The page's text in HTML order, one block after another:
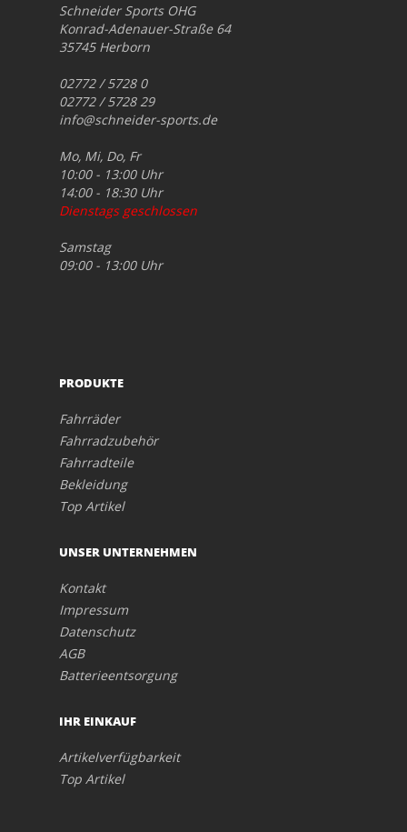
Schneider Sports OHG
Konrad-Adenauer-Straße 64
35745 Herborn
02772 / 5728 0
02772 / 5728 29
info@schneider-sports.de
Mo, Mi, Do, Fr
10:00 - 13:00 Uhr
14:00 - 18:30 Uhr
Dienstags geschlossen
Samstag
09:00 - 13:00 Uhr
PRODUKTE
Fahrräder
Fahrradzubehör
Fahrradteile
Bekleidung
Top Artikel
UNSER UNTERNEHMEN
Kontakt
Impressum
Datenschutz
AGB
Batterieentsorgung
IHR EINKAUF
Artikelverfügbarkeit
Top Artikel